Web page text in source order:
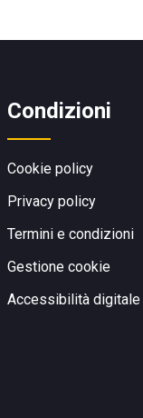
Condizioni
Cookie policy
Privacy policy
Termini e condizioni
Gestione cookie
Accessibilità digitale